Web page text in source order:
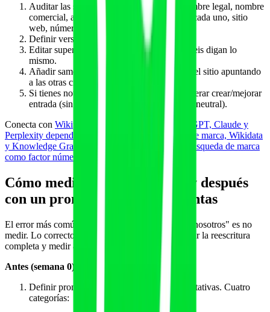
Auditar las seis superficies en una hoja: nombre legal, nombre
comercial, año, sede, fundadores, cargo de cada uno, sitio
web, número de empleados.
Definir versión canónica única.
Editar superficie a superficie hasta que las seis digan lo
mismo.
Añadir sameAs cruzados en el JSON-LD del sitio apuntando
a las otras cinco.
Si tienes notabilidad para Wikipedia, considerar crear/mejorar
entrada (sin auto-edición, vía editor externo neutral).
Conecta con Wikipedia: 47% de las citas de ChatGPT, Claude y
Perplexity dependen de notabilidad
entidad de marca, Wikidata
y Knowledge Graph para IA
volumen de búsqueda de marca
como factor número uno de citas IA
Cómo medir el impacto antes y después
con un prompt set de 40 preguntas
El error más común al rediseñar la página "Sobre nosotros" es no
medir. Lo correcto es congelar un baseline, ejecutar la reescritura
completa y medir 8-12 semanas después.
Antes (semana 0)
Definir prompt set de 40 preguntas representativas. Cuatro
categorías: